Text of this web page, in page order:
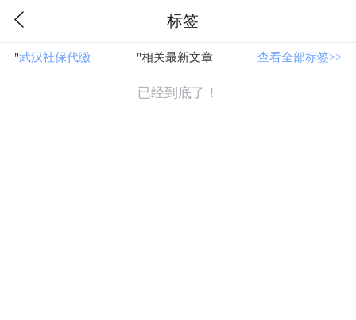
标签
"武汉社保代缴 "相关最新文章 查看全部标签>>
已经到底了！